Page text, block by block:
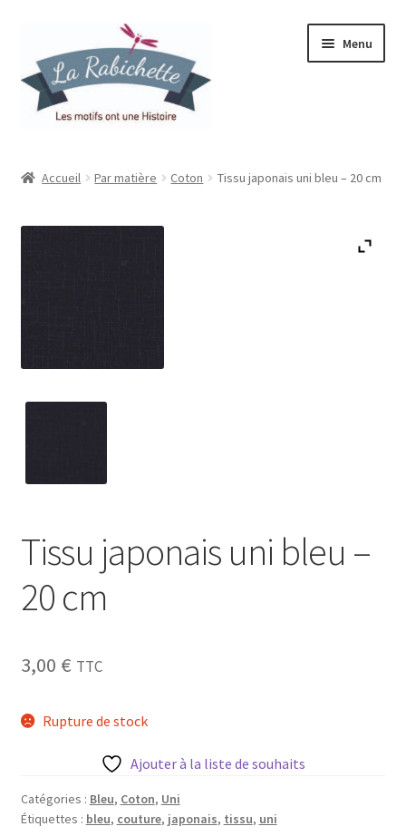
la
navigation
contenu
Menu
Wishlist
Paiement
Panier
Possibilité de retrait gratuit
Track your order
#6710 (pas de titre)
Blog
Accueil Par matière Coton Tissu japonais uni bleu – 20 cm
Tissu japonais uni bleu –
20 cm
3,00 € TTC
Rupture de stock
Ajouter à la liste de souhaits
Catégories : Bleu, Coton, Uni
Étiquettes : bleu, couture, japonais, tissu, uni